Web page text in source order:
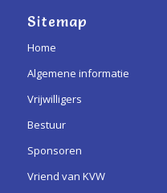
Sitemap
Home
Algemene informatie
Vrijwilligers
Bestuur
Sponsoren
Vriend van KVW